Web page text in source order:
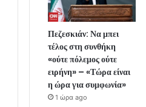
Πεζεσκιάν: Να μπει
τέλος στη συνθήκη
«ούτε πόλεμος ούτε
ειρήνη» – «Τώρα είναι
η ώρα για συμφωνία»
1 ώρα ago